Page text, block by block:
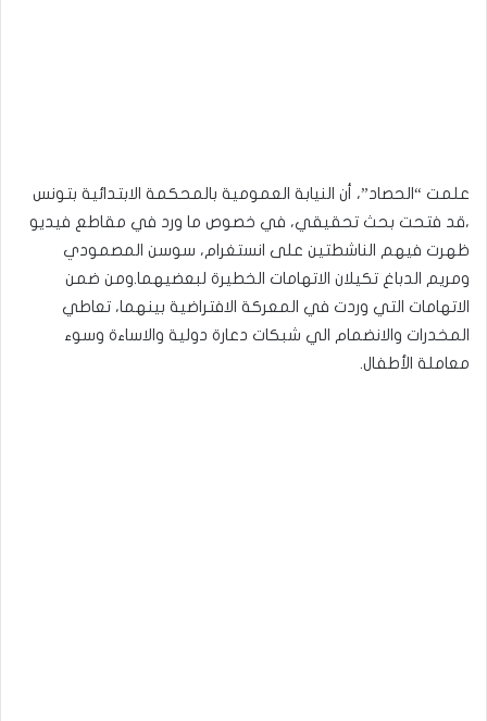
علمت “الحصاد”، أن النيابة العمومية بالمحكمة الابتدائية بتونس
،قد فتحت بحث تحقيقي، في خصوص ما ورد في مقاطع فيديو
ظهرت فيهم الناشطتين على انستغرام، سوسن المصمودي
ومريم الدباغ تكيلان الاتهامات الخطيرة لبعضيهما.ومن ضمن
الاتهامات التي وردت في المعركة الافتراضية بينهما، تعاطي
المخدرات والانضمام الي شبكات دعارة دولية والاساءة وسوء
معاملة الأطفال.